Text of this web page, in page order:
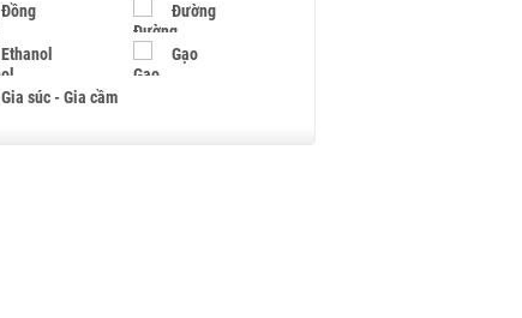
Đồng Đường
Ethanol Gạo
Gia súc - Gia cầm